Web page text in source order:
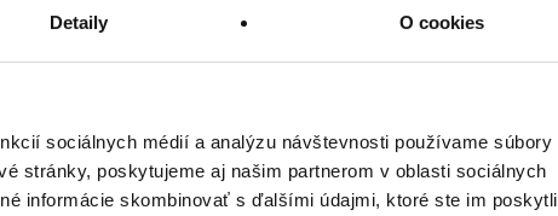
Detaily O cookies
sociálnych médií a analýzu návštevnosti používame súbory
stránky, poskytujeme aj našim partnerom v oblasti sociálnych
informácie skombinovať s ďalšími údajmi, ktoré ste im poskytli
vynikajúceho výsledku a
pre špecifické požiadavky
zákazníkov - tak zvyšuje STORCH